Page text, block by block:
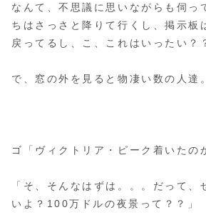
なんて、不思議に思いながらも伺っ
ちはさっさと降りて行くし、掲示板
戻ってるし、こ、これはいったい？
で、窓の外を見ると物凄い数の人達。
ゴ「ヴィクトリア・ピーク着いたの
「そ、そんなはずは。。。だって、
いよ？100万ドルの夜景って？？」